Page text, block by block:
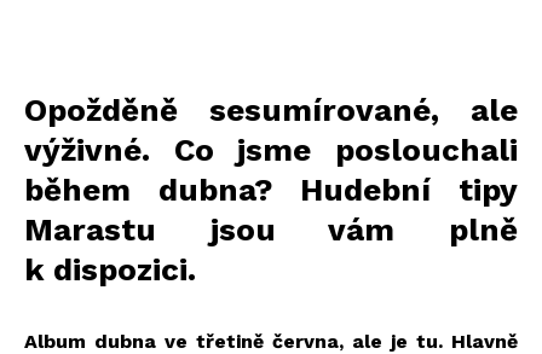
Opožděně sesumírované, ale
výživné. Co jsme poslouchali
během dubna? Hudební tipy
Marastu jsou vám plně
k dispozici.
Album dubna ve třetině června, ale je tu. Hlavně